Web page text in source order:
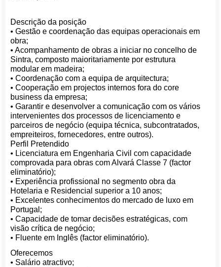
Descrição da posição
• Gestão e coordenação das equipas operacionais em
obra;
• Acompanhamento de obras a iniciar no concelho de
Sintra, composto maioritariamente por estrutura
modular em madeira;
• Coordenação com a equipa de arquitectura;
• Cooperação em projectos internos fora do core
business da empresa;
• Garantir e desenvolver a comunicação com os vários
intervenientes dos processos de licenciamento e
parceiros de negócio (equipa técnica, subcontratados,
empreiteiros, fornecedores, entre outros).
Perfil Pretendido
• Licenciatura em Engenharia Civil com capacidade
comprovada para obras com Alvará Classe 7 (factor
eliminatório);
• Experiência profissional no segmento obra da
Hotelaria e Residencial superior a 10 anos;
• Excelentes conhecimentos do mercado de luxo em
Portugal;
• Capacidade de tomar decisões estratégicas, com
visão crítica de negócio;
• Fluente em Inglês (factor eliminatório).
Oferecemos
• Salário atractivo;